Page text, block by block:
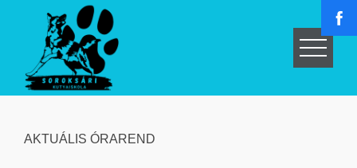
AKTUÁLIS ÓRAREND